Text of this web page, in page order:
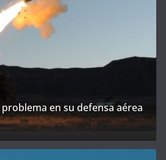
en su defensa aérea